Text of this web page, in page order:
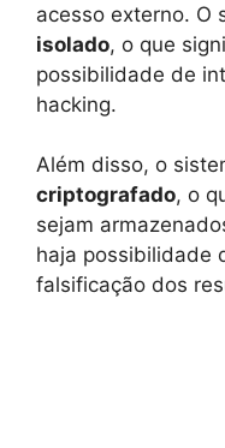
acesso externo. O
isolado, o que
possibilidade de
hacking.
Além disso, o
criptografado, o
sejam
haja possibilidade
falsificação dos